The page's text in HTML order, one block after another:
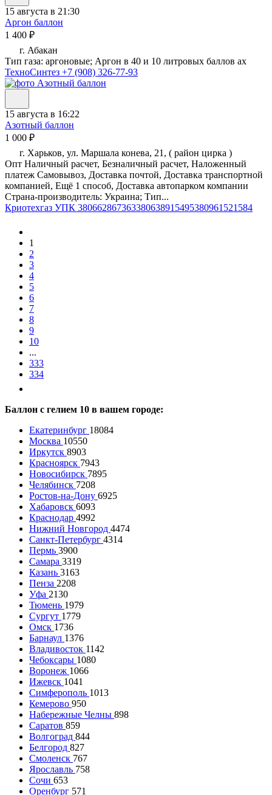
15 августа в 21:30
Аргон баллон
1 400 ₽
г. Абакан
Тип газа: аргоновые; Аргон в 40 и 10 литровых баллов ах
ТехноСинтез +7 (908) 326-77-93
15 августа в 16:22
Азотный баллон
1 000 ₽
г. Харьков, ул. Маршала конева, 21, ( район цирка )
Опт Наличный расчет, Безналичный расчет, Наложенный
платеж Самовывоз, Доставка почтой, Доставка транспортной
компанией, Ещё 1 способ, Доставка автопарком компании
Страна-производитель: Украина; Тип...
Криотехгаз УПК 380662867363380638915495380961521584
1
2
3
4
5
6
7
8
9
10
...
333
334
Баллон с гелием 10 в вашем городе:
Екатеринбург 18084
Москва 10550
Иркутск 8903
Красноярск 7943
Новосибирск 7895
Челябинск 7208
Ростов-на-Дону 6925
Хабаровск 6093
Краснодар 4992
Нижний Новгород 4474
Санкт-Петербург 4314
Пермь 3900
Самара 3319
Казань 3163
Пенза 2208
Уфа 2130
Тюмень 1979
Сургут 1779
Омск 1736
Барнаул 1376
Владивосток 1142
Чебоксары 1080
Воронеж 1066
Ижевск 1041
Симферополь 1013
Кемерово 950
Набережные Челны 898
Саратов 859
Волгоград 844
Белгород 827
Смоленск 767
Ярославль 758
Сочи 653
Оренбург 571